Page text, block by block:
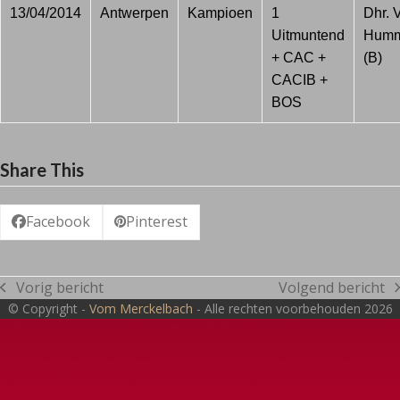
13/04/2014 Antwerpen Kampioen
1
Uitmuntend
+ CAC +
CACIB +
BOS
Dhr.
(B)
Share This
Facebook Pinterest
previous
post:
Vorig bericht
next
post:
Volgend bericht
© Copyright - Vom Merckelbach - Alle rechten voorbehouden 2026